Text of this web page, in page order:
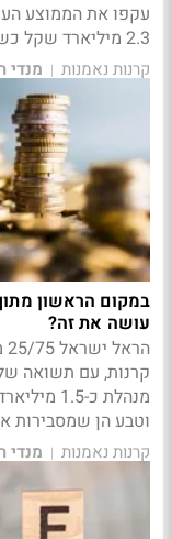
עקפו את הממוצע
2.3 מיליארד שקל כשהשניה עם כ-86 מיליון שקל בלבד
קרנות נאמנות | מנדי
עושה את זה?
מנהלת
וטבע הן שמסבירות
קרנות נאמנות | מנדי